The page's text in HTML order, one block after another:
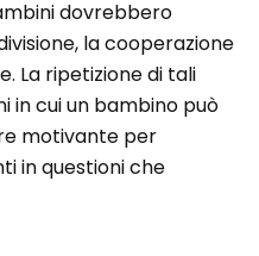
dovrebbero
la cooperazione
La ripetizione di tali
in cui un bambino può
motivante per
in questioni che